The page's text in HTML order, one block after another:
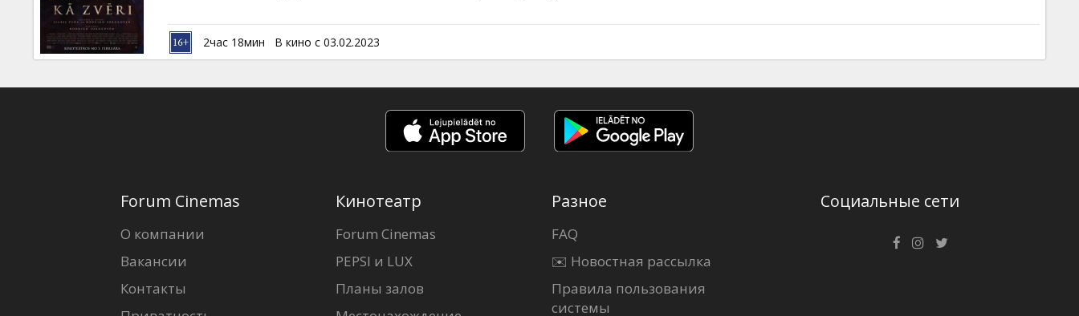
B2B
Клуб
языках с субтитрами на латышском и русском языках.
2час 18мин В кино с 03.02.2023
Forum Cinemas
О компании
Вакансии
Контакты
Кинотеатр
Forum Cinemas
PEPSI и LUX
Планы залов
Разное
FAQ
✉️ Новостная рассылка
Правила пользования
системы
Социальные сети